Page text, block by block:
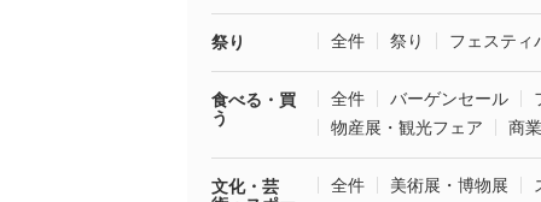
祭り 全件 祭り フェスティ
食べる・買
う
全件 バーゲンセール
物産展・観光フェア
商
文化・芸
全件 美術展・博物展